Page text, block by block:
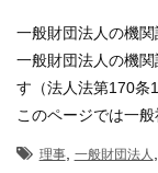
一般財団法人の機
一般財団法人の機
す（法人法第170条
このページでは一
理事, 一般財団法人